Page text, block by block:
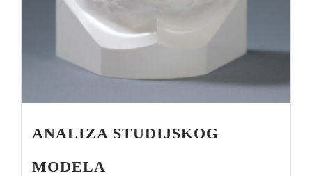
ANALIZA STUDIJSKOG
MODELA